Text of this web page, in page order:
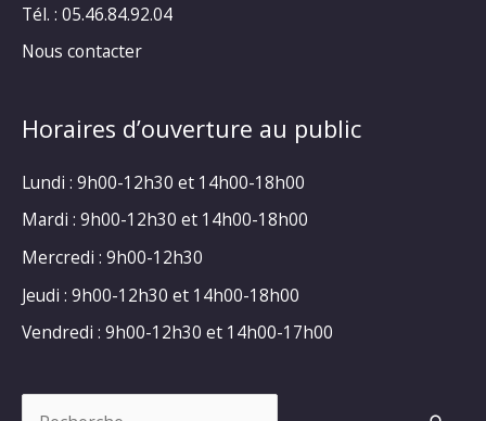
Tél. : 05.46.84.92.04
Nous contacter
Horaires d’ouverture au public
Lundi : 9h00-12h30 et 14h00-18h00
Mardi : 9h00-12h30 et 14h00-18h00
Mercredi : 9h00-12h30
Jeudi : 9h00-12h30 et 14h00-18h00
Vendredi : 9h00-12h30 et 14h00-17h00